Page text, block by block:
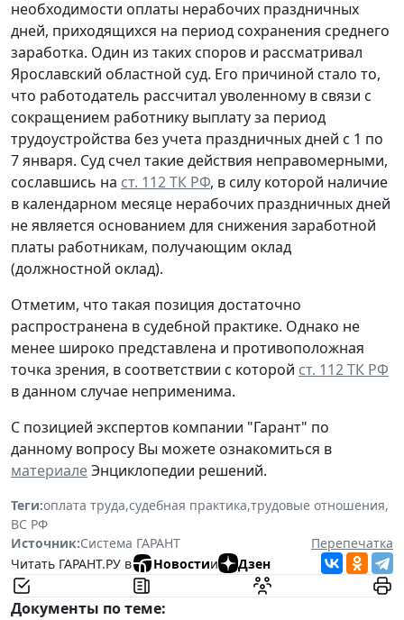
необходимости оплаты нерабочих праздничных
дней, приходящихся на период сохранения среднего
заработка. Один из таких споров и рассматривал
Ярославский областной суд. Его причиной стало то,
что работодатель рассчитал уволенному в связи с
сокращением работнику выплату за период
трудоустройства без учета праздничных дней с 1 по
7 января. Суд счел такие действия неправомерными,
сославшись на ст. 112 ТК РФ, в силу которой наличие
в календарном месяце нерабочих праздничных дней
не является основанием для снижения заработной
платы работникам, получающим оклад
(должностной оклад).
Отметим, что такая позиция достаточно
распространена в судебной практике. Однако не
менее широко представлена и противоположная
точка зрения, в соответствии с которой ст. 112 ТК РФ
в данном случае неприменима.
С позицией экспертов компании "Гарант" по
данному вопросу Вы можете ознакомиться в
материалеЭнциклопедии решений.
Теги:оплата труда,судебная практика,трудовые отношения,
ВС РФ
Источник:Система ГАРАНТ
Перепечатка
Читать ГАРАНТ.РУ в
Новостии Дзен
Документы по теме: